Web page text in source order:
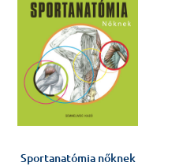
Sportanatómia nőknek